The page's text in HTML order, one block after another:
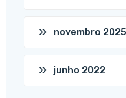
novembro 2025
junho 2022